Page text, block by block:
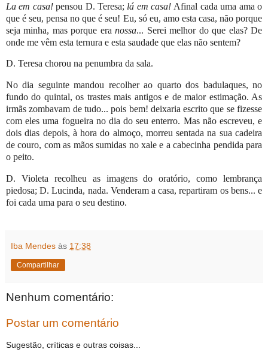
La em casa!pensou D. Teresa; lá em casa! Afinal cada uma ama o
que é seu, pensa no que é seu! Eu, só eu, amo esta casa, não porque
seja minha, mas porque eranossa... Serei melhor do que elas? De
onde me vêm esta ternura e esta saudade que elas não sentem?
D. Teresa chorou na penumbra da sala.
No dia seguinte mandou recolher ao quarto dos badulaques, no
fundo do quintal, os trastes mais antigos e de maior estimação. As
irmãs zombavam de tudo... pois bem! deixaria escrito que se fizesse
com eles uma fogueira no dia do seu enterro. Mas não escreveu, e
dois dias depois, à hora do almoço, morreu sentada na sua cadeira
de couro, com as mãos sumidas no xale e a cabecinha pendida para
o peito.
D. Violeta recolheu as imagens do oratório, como lembrança
piedosa; D. Lucinda, nada. Venderam a casa, repartiram os bens... e
foi cada uma para o seu destino.
Iba Mendes às 17:38
Compartilhar
Nenhum comentário:
Postar um comentário
Sugestão, críticas e outras coisas...